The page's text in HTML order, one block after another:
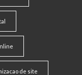
de site